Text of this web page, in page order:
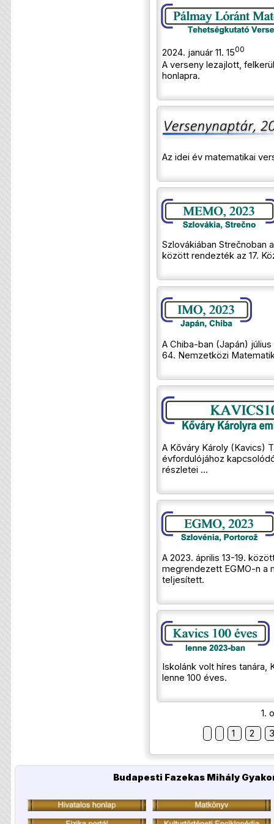
2024. január 11. 1500
A verseny lezajlott,
honlapra.
Az idei év matematikai
Szlovákiában Strečnoban
között rendezték az 17.
A Chiba-ban (Japán)
64. Nemzetközi
A Kőváry Károly (Kavics)
évfordulójához
részletei ...
A 2023. április 13-19.
megrendezett EGMO-n a
teljesített.
Iskolánk volt híres tanára,
lenne 100 éves.
1.
1
2
Budapesti Fazekas Mihály